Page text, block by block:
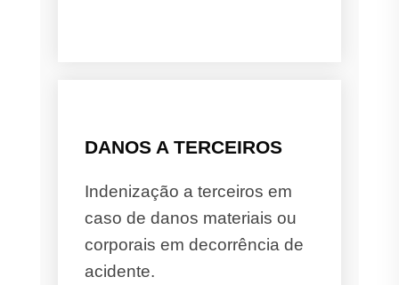
DANOS A TERCEIROS
Indenização a terceiros em
caso de danos materiais ou
corporais em decorrência de
acidente.